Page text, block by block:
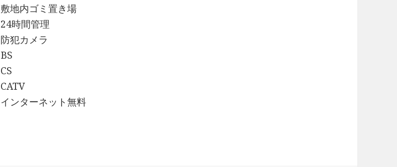
敷地内ゴミ置き場
24時間管理
防犯カメラ
BS
CS
CATV
インターネット無料